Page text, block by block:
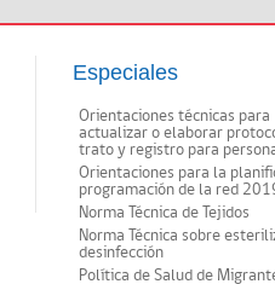
Especiales
Orientaciones técnicas para
actualizar o elaborar
trato y registro para
Orientaciones para la
programación de la red
Norma Técnica de Tejidos
Norma Técnica sobre
desinfección
Política de Salud de